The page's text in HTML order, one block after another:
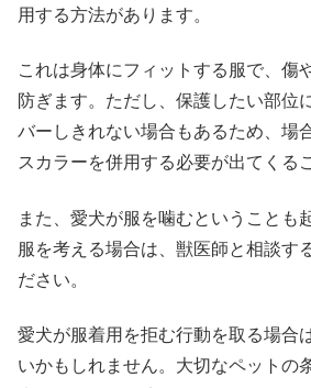
用する方法があります。
これは身体にフィットする服で、傷
防ぎます。ただし、保護したい部位
バーしきれない場合もあるため、場
スカラーを併用する必要が出てくる
また、愛犬が服を噛むということも
服を考える場合は、獣医師と相談す
ださい。
愛犬が服着用を拒む行動を取る場合
いかもしれません。大切なペットの